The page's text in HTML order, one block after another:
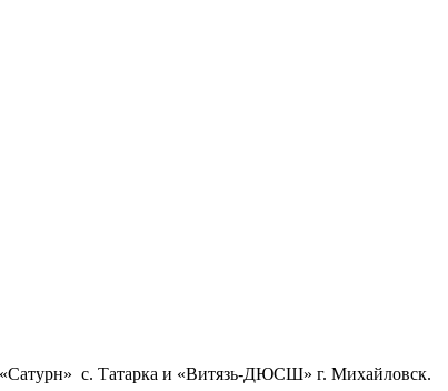
«Сатурн» с. Татарка и «Витязь-ДЮСШ» г. Михайловск.